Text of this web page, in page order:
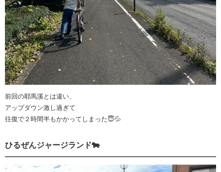
前回の耶馬溪とは違い、
アップダウン激し過ぎて
往復で２時間半もかかってしまった😇💦
ひるぜんジャージランド🐄